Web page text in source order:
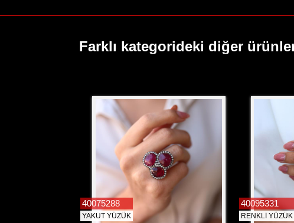
Farklı kategorideki diğer
40075288
YAKUT YÜZÜK
40095331
RENKLİ YÜZÜK